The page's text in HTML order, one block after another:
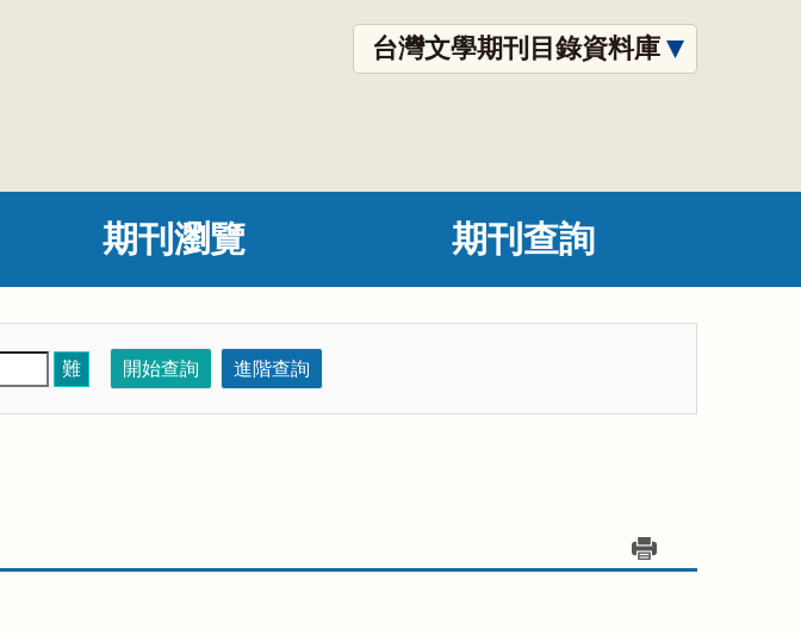
台灣文學期刊目錄資料庫
期刊瀏覽 期刊查詢
難 開始查詢 進階查詢